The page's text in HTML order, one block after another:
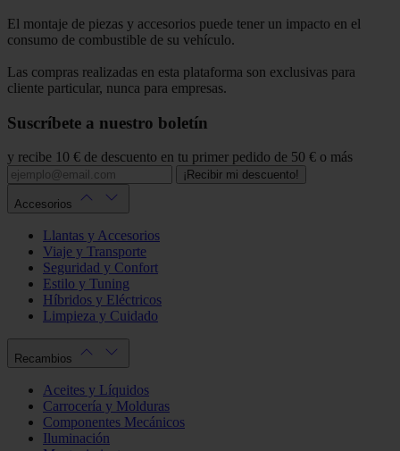
El montaje de piezas y accesorios puede tener un impacto en el
consumo de combustible de su vehículo.
Las compras realizadas en esta plataforma son exclusivas para
cliente particular, nunca para empresas.
Suscríbete a nuestro boletín
y recibe 10 € de descuento en tu primer pedido de 50 € o más
¡Recibir mi descuento!
Accesorios
Llantas y Accesorios
Viaje y Transporte
Seguridad y Confort
Estilo y Tuning
Híbridos y Eléctricos
Limpieza y Cuidado
Recambios
Aceites y Líquidos
Carrocería y Molduras
Componentes Mecánicos
Iluminación